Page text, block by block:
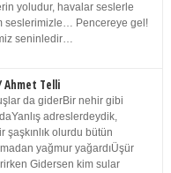
yoludur, havalar seslerle
seslerimizle… Pencereye gel!
seninledir…
Ahmet Telli
da giderBir nehir gibi
adreslerdeydik,
şaşkınlık olurdu bütün
yağmur yağardıÜşür
Gidersen kim sular